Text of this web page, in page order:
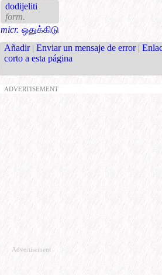
dodijeliti
form.
micr. ஒதுக்கிடு
Añadir | Enviar un mensaje de error |
corto a esta página
ADVERTISEMENT
Advertisement